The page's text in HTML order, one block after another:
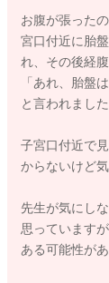
お腹が張った
宮口付近に胎
れ、その後経
「あれ、胎盤
と言われました
子宮口付近で
からないけど
先生が気にし
思っています
ある可能性が